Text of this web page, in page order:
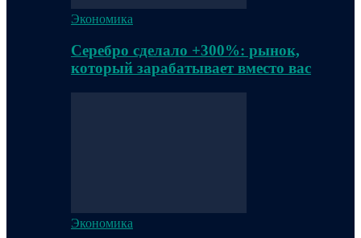
Экономика
Серебро сделало +300%: рынок,
который зарабатывает вместо вас
Экономика